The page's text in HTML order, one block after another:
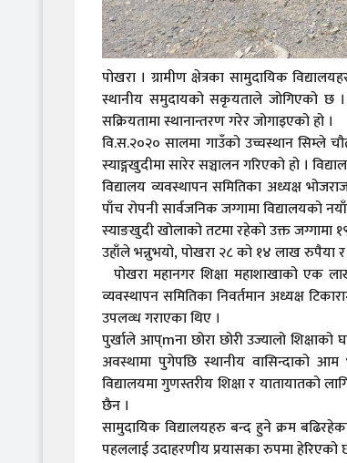
पोखरा । ग्रामीण क्षेत्रका सामुदायिक
स्थानीय समुदायको सकृयताले जोगिएको छ ।
सक्रियतामा स्थानान्तरण गरेर जोगाइएको हो ।
वि.स.२०२० सालमा गाउँको उच्चस्थान सिम्ले
स्याङ्गखुदीमा सारेर सञ्चालन गरिएको हो ।
विद्यालय व्यवस्थापन समितिका अध्यक्ष
पाँच रोपनी सार्वजनिक जग्गामा विद्यालयको
स्याङखुदी खोलाको तटमा रहेको उक्त जग्गामा
उहाँले भन्नुभयो, पोखरा २८ को १४ लाख रुपैया र
पोखरा महानगर शिक्षा महाशाखाको एक
व्यवस्थापन समितिका निवर्तमान अध्यक्ष
उपलव्ध गराएका थिए ।
पुर्खाले आप्mना छोरा छोरी उज्यालो शिक्षाको
अवस्थामा पुगेपछि स्थानीय वासिन्दाको आम
विद्यालयमा गुणस्तरीय शिक्षा र यातायातको
छैन ।
सामुदायिक विद्यालयहरु बन्द हुने क्रम
पहललाई उदाहरणीय प्रयासका रुपमा हेरिएको